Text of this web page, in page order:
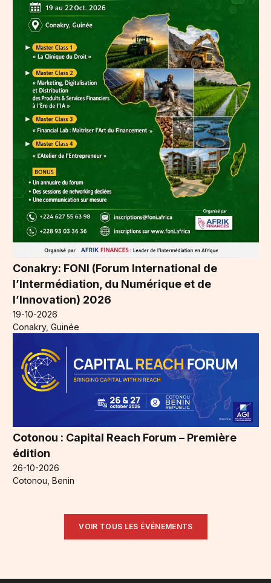
Conakry: FONI (Forum International de
l’Intermédiation, du Numérique et de
l’Innovation) 2026
19-10-2026
Conakry, Guinée
Cotonou : Capital Reach Forum – Première
édition
26-10-2026
Cotonou, Benin
VOIR TOUS LES ÉVÉNEMENTS